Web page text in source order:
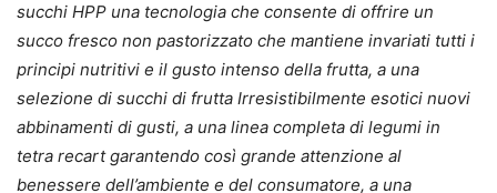
succhi HPP una tecnologia che consente di offrire un
succo fresco non pastorizzato che mantiene invariati tutti i
principi nutritivi e il gusto intenso della frutta, a una
selezione di succhi di frutta Irresistibilmente esotici nuovi
abbinamenti di gusti, a una linea completa di legumi in
tetra recart garantendo così grande attenzione al
benessere dell’ambiente e del consumatore, a una